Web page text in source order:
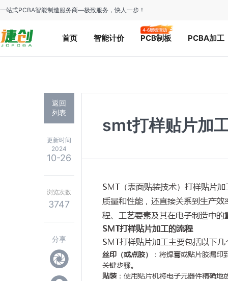
一站式PCBA智能制造服务商—极致服务，快人一步！
首页 智能计价 PCB制板 PCBA加工
返回
列表
更新时间
2024
10-26
浏览次数
3747
分享
smt打样贴片加
SMT（表面贴装技术）打样贴片
质量和性能，还直接关系到生产
程、工艺要素及其在电子制造中的
SMT打样贴片加工的流程
SMT打样贴片加工主要包括以下几
丝印（或点胶）
：将焊膏或贴片胶漏
关键步骤。
贴装：使用贴片机将电子元器件精确地